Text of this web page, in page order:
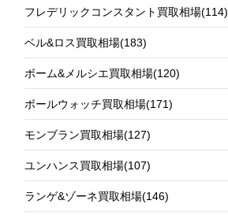
フレデリックコンスタント買取相場(114)
ベル&ロス買取相場(183)
ボーム&メルシエ買取相場(120)
ボールウォッチ買取相場(171)
モンブラン買取相場(127)
ユンハンス買取相場(107)
ランゲ&ゾーネ買取相場(146)